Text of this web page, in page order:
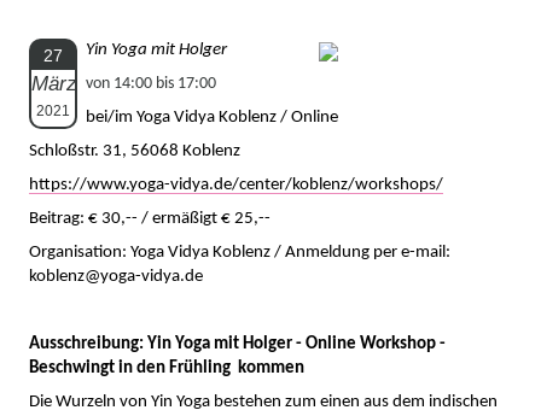
27
März
2021
Yin Yoga mit Holger
von 14:00 bis 17:00
bei/im Yoga Vidya Koblenz / Online
Schloßstr. 31, 56068 Koblenz
https://www.yoga-vidya.de/center/koblenz/workshops/
Beitrag: € 30,-- / ermäßigt € 25,--
Organisation: Yoga Vidya Koblenz / Anmeldung per e-mail:
koblenz@yoga-vidya.de
Ausschreibung: Yin Yoga mit Holger - Online Workshop -
Beschwingt in den Frühling kommen
Die Wurzeln von Yin Yoga bestehen zum einen aus dem indischen